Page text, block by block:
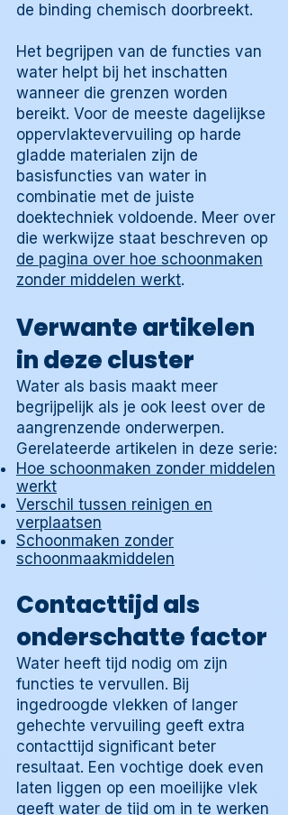
de binding chemisch doorbreekt.
Het begrijpen van de functies van
water helpt bij het inschatten
wanneer die grenzen worden
bereikt. Voor de meeste dagelijkse
oppervlaktevervuiling op harde
gladde materialen zijn de
basisfuncties van water in
combinatie met de juiste
doektechniek voldoende. Meer over
die werkwijze staat beschreven op
de pagina over hoe schoonmaken
zonder middelen werkt.
Verwante artikelen
in deze cluster
Water als basis maakt meer
begrijpelijk als je ook leest over de
aangrenzende onderwerpen.
Gerelateerde artikelen in deze serie:
Hoe schoonmaken zonder middelen
werkt
Verschil tussen reinigen en
verplaatsen
Schoonmaken zonder
schoonmaakmiddelen
Contacttijd als
onderschatte factor
Water heeft tijd nodig om zijn
functies te vervullen. Bij
ingedroogde vlekken of langer
gehechte vervuiling geeft extra
contacttijd significant beter
resultaat. Een vochtige doek even
laten liggen op een moeilijke vlek
geeft water de tijd om in te werken